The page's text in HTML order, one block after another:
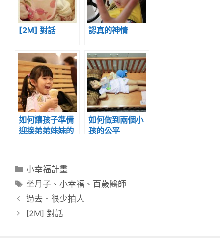
[2M] 對話 認真的神情
如何讓孩子準備
迎接弟弟妹妹的
如何做到兩個小
孩的公平
分
類
小幸福計畫
標
籤
坐月子 、小幸福 、 百歲醫師
過去．很少拍人
[2M] 對話